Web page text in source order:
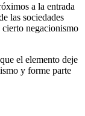
a la entrada
las sociedades
negacionismo
el elemento deje
y forme parte